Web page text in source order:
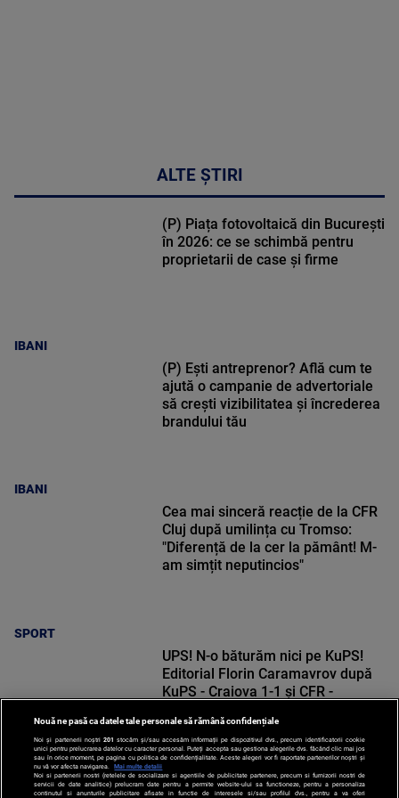
ALTE ȘTIRI
IBANI
(P) Piața fotovoltaică din București
în 2026: ce se schimbă pentru
proprietarii de case și firme
IBANI
(P) Ești antreprenor? Află cum te
ajută o campanie de advertoriale
să crești vizibilitatea și încrederea
brandului tău
SPORT
Cea mai sinceră reacție de la CFR
Cluj după umilința cu Tromso:
"Diferență de la cer la pământ! M-
am simțit neputincios"
SPORT
UPS! N-o băturăm nici pe KuPS!
Editorial Florin Caramavrov după
KuPS - Craiova 1-1 și CFR -
Nouă ne pasă ca datele tale personale să rămână confidențiale
Noi și partenerii noștri 201 stocăm și/sau accesăm informații pe dispozitivul dvs., precum identificatorii cookie
unici pentru prelucrarea datelor cu caracter personal. Puteți accepta sau gestiona alegerile dvs. făcând clic mai jos
sau în orice moment, pe pagina cu politica de confidențialitate. Aceste alegeri vor fi raportate partenerilor noștri și
nu vă vor afecta navigarea.
Mai multe detalii
Noi si partenerii nostri (retelele de socializare si agentiile de publicitate partenere, precum si furnizorii nostri de
servicii de date analitice) prelucram date pentru a permite website-ului sa functioneze, pentru a personaliza
continutul si anunturile publicitare afisate in functie de interesele si/sau profilul dvs., pentru a va oferi